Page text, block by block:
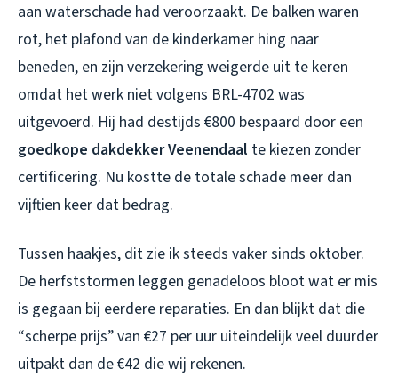
aan waterschade had veroorzaakt. De balken waren
rot, het plafond van de kinderkamer hing naar
beneden, en zijn verzekering weigerde uit te keren
omdat het werk niet volgens BRL-4702 was
uitgevoerd. Hij had destijds €800 bespaard door een
goedkope dakdekker Veenendaal te kiezen zonder
certificering. Nu kostte de totale schade meer dan
vijftien keer dat bedrag.
Tussen haakjes, dit zie ik steeds vaker sinds oktober.
De herfststormen leggen genadeloos bloot wat er mis
is gegaan bij eerdere reparaties. En dan blijkt dat die
“scherpe prijs” van €27 per uur uiteindelijk veel duurder
uitpakt dan de €42 die wij rekenen.